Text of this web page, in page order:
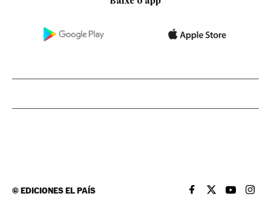
©EDICIONES EL PAÍS EL PAÍS BRASIL EN
EL PAÍSEL PAÍS
EL